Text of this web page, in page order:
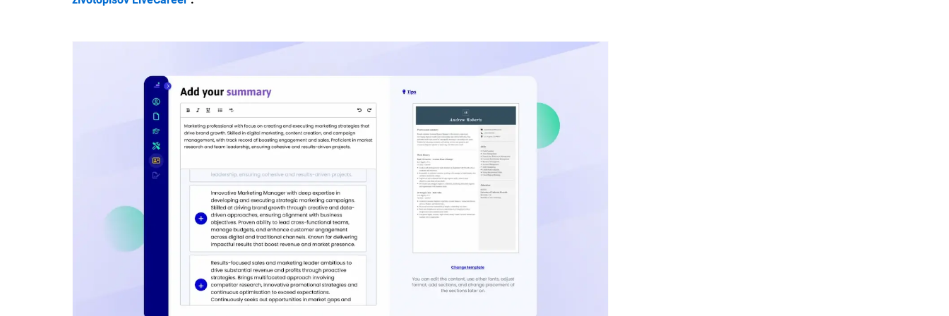
problémov alebo na myslenie nekonvenčných koľají pri riešení nového druhu problému.
Ocenenie úrovne 3 v Požiadavkách na elektrické inštalácie (C&G 2382-18, vrátane 18. vydania predpisov o
elektroinštaláciách BS7671:2018)
Vodičský preukaz Spojeného kráľovstva – skupiny A a B
Prevádzkovanie kanála lbry.tv o bezpečnosti a návrhu jednosmerných napájacích zdrojov
Dodatočná montáž starých Hi-Fi komponentov modernou elektronikou